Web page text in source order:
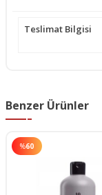
Teslimat Bilgisi
Benzer Ürünler
%60